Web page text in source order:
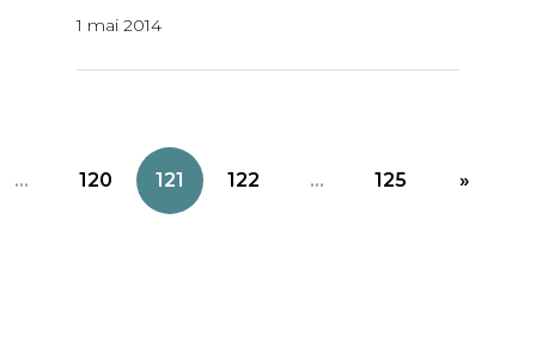
1 mai 2014
... 120 121 122 ... 125 »